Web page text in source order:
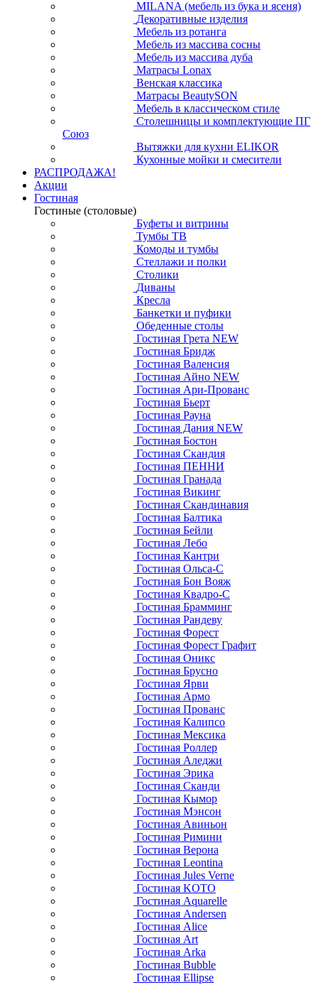
MILANA (мебель из бука и ясеня)
Декоративные изделия
Мебель из ротанга
Мебель из массива сосны
Мебель из массива дуба
Матрасы Lonax
Венская классика
Матрасы BeautySON
Мебель в классическом стиле
Столешницы и комплектующие ПГ
Союз
Вытяжки для кухни ELIKOR
Кухонные мойки и смесители
РАСПРОДАЖА!
Акции
Гостиная
Гостиные (столовые)
Буфеты и витрины
Тумбы ТВ
Комоды и тумбы
Стеллажи и полки
Столики
Диваны
Кресла
Банкетки и пуфики
Обеденные столы
Гостиная Грета NEW
Гостиная Бридж
Гостиная Валенсия
Гостиная Айно NEW
Гостиная Ари-Прованс
Гостиная Бьерт
Гостиная Рауна
Гостиная Дания NEW
Гостиная Бостон
Гостиная Скандия
Гостиная ПЕННИ
Гостиная Гранада
Гостиная Викинг
Гостиная Скандинавия
Гостиная Балтика
Гостиная Бейли
Гостиная Лебо
Гостиная Кантри
Гостиная Ольса-С
Гостиная Бон Вояж
Гостиная Квадро-С
Гостиная Брамминг
Гостиная Рандеву
Гостиная Форест
Гостиная Форест Графит
Гостиная Оникс
Гостиная Брусно
Гостиная Ярви
Гостиная Армо
Гостиная Прованс
Гостиная Калипсо
Гостиная Мексика
Гостиная Роллер
Гостиная Аледжи
Гостиная Эрика
Гостиная Сканди
Гостиная Кымор
Гостиная Мэнсон
Гостиная Авиньон
Гостиная Римини
Гостиная Верона
Гостиная Leontina
Гостиная Jules Verne
Гостиная KOTO
Гостиная Aquarelle
Гостиная Andersen
Гостиная Alice
Гостиная Art
Гостиная Arka
Гостиная Bubble
Гостиная Ellipse